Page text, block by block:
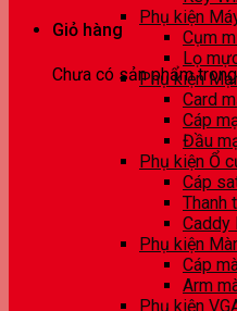
Giỏ hàng
Chưa có sản phẩm
Phụ kiện
Cụm
Lọ
Phụ kiện
Card
Cáp
Đầu
Phụ kiện Ổ
Cáp
Thanh
Caddy
Phụ kiện
Cáp
Arm
Phụ kiện